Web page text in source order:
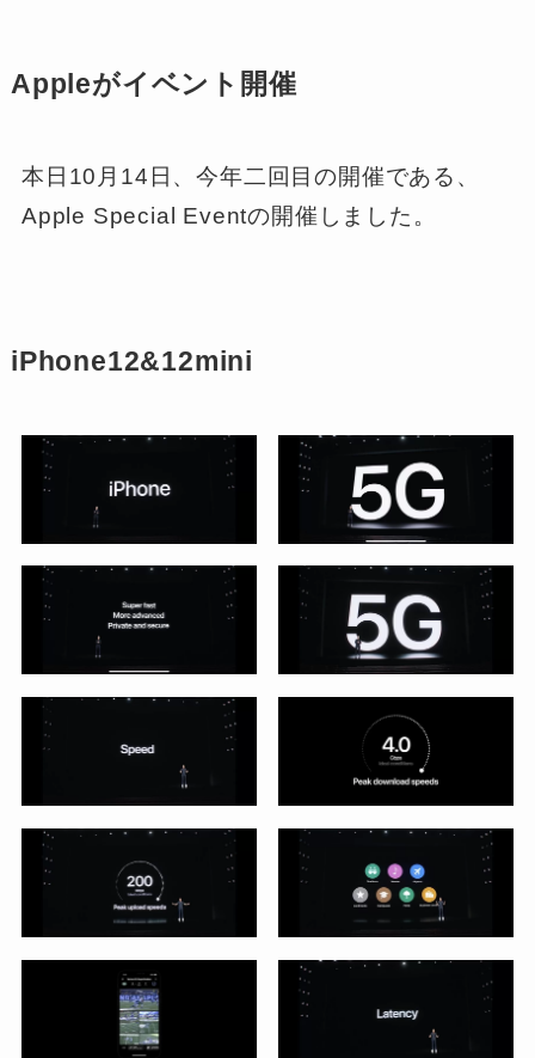
Appleがイベント開催
本日10月14日、今年二回目の開催である、
Apple Special Eventの開催しました。
iPhone12&12mini